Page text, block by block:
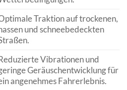
Traktion auf trockenen,
und schneebedeckten
Vibrationen und
Geräuschentwicklung für
angenehmes Fahrerlebnis.